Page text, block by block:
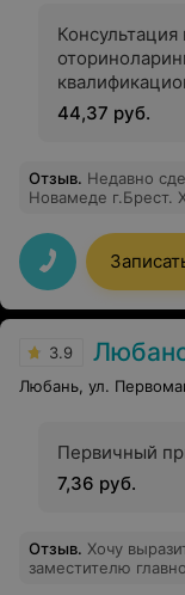
Консультация
44,37 руб.
Отзыв. Недавно
Новамеде г.Брест.
Записалась онлайн
провели полную
назначили дату
в очень
Новое
больничный лист.
астигматизм) до
3.9 Любанская
Любань, ул.
Первичный
7,36 руб.
Отзыв. Хочу
заместителю